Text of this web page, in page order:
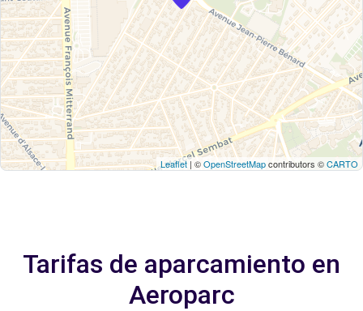
Leaflet| ©OpenStreetMapcontributors ©CARTO
Tarifas de aparcamiento en
Aeroparc